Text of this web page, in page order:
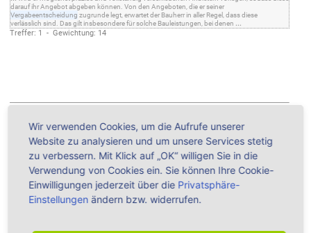
darauf ihr Angebot abgeben können. Von den Angeboten, die er seiner
Vergabeentscheidung zugrunde legt, erwartet der Bauherr in aller Regel, dass diese
verlässlich sind. Das gilt insbesondere für solche Bauleistungen, bei denen ...
Treffer: 1 - Gewichtung: 14
Nutzen Sie auch unsere Übersicht an Fachbegriffen imSuch-Glossar
VOB - für Handwerker & Architekten - Alle
Produkte ►
Wir verwenden Cookies, um die Aufrufe unserer
Website zu analysieren und um unsere Services stetig
zu verbessern. Mit Klick auf „OK“ willigen Sie in die
Verwendung von Cookies ein. Sie können Ihre Cookie-
Einwilligungen jederzeit über die Privatsphäre-
Einstellungen ändern bzw. widerrufen.